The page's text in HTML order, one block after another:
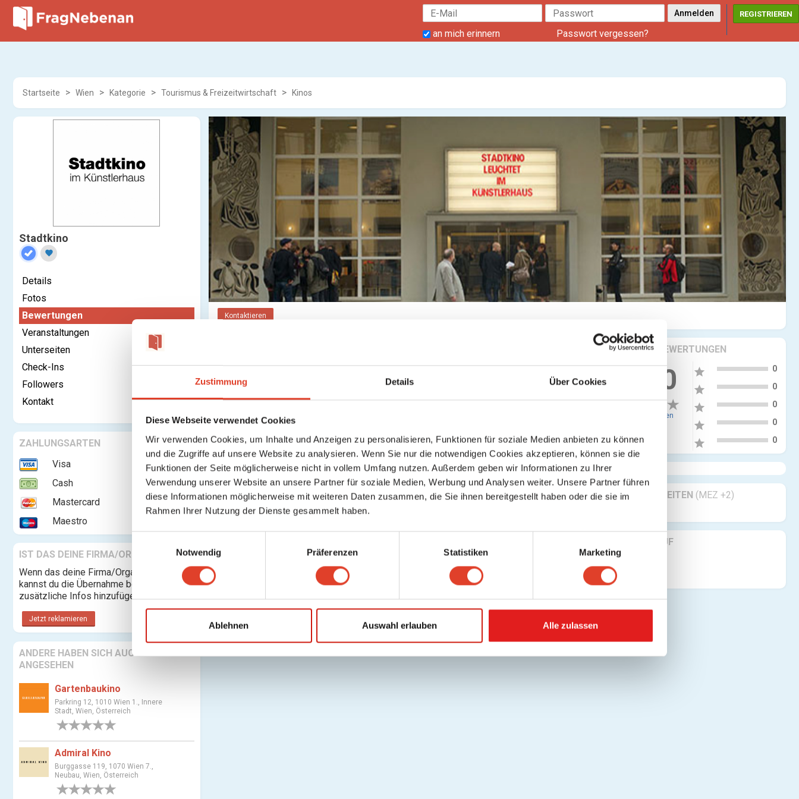
Zustimmung Details Über Cookies
Diese Webseite verwendet Cookies
Wir verwenden Cookies, um Inhalte und Anzeigen zu personalisieren, Funktionen für soziale Medien anbieten zu können
und die Zugriffe auf unsere Website zu analysieren. Wenn Sie nur die notwendigen Cookies akzeptieren, können sie die
Funktionen der Seite möglicherweise nicht in vollem Umfang nutzen. Außerdem geben wir Informationen zu Ihrer
Verwendung unserer Website an unsere Partner für soziale Medien, Werbung und Analysen weiter. Unsere Partner führen
diese Informationen möglicherweise mit weiteren Daten zusammen, die Sie ihnen bereitgestellt haben oder die sie im
Rahmen Ihrer Nutzung der Dienste gesammelt haben.
i
g
w
a
Notwendig Präferenzen Statistiken Marketing
Ablehnen Auswahl erlauben Alle zulassen
an mich erinnern Passwort vergessen?
REGISTRIEREN
Startseite Wien Kategorie Tourismus & Freizeitwirtschaft Kinos
Stadtkino
favorite
Details
Fotos
Bewertungen
Veranstaltungen
Unterseiten
Check-Ins
Followers
Kontakt
ZAHLUNGSARTEN
Visa
Cash
Mastercard
Maestro
IST DAS DEINE FIRMA/ORGANISATION?
Wenn das deine Firma/Organisation ist,
kannst du die Übernahme beantragen und
zusätzliche Infos hinzufügen.
Jetzt reklamieren
ANDERE HABEN SICH AUCH
ANGESEHEN
Gartenbaukino
Parkring 12, 1010 Wien 1., Innere
Stadt, Wien, Österreich
Admiral Kino
Burggasse 119, 1070 Wien 7.,
Neubau, Wien, Österreich
Kontaktieren
KRITIKEN & BEWERTUNGEN
0.00
0 Bewertungen
star 0
star 0
star 0
star 0
star 0
GESCHÄFTSZEITEN (MEZ +2)
FINDE UNS AUF
Anmelden oder registrieren, um deine Bewertung abzugeben